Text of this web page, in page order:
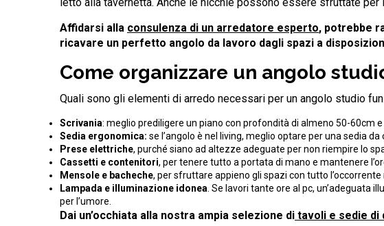
Affidarsi alla consulenza di un arredatore esperto, potrebbe
ricavare un perfetto angolo da lavoro dagli spazi a
Come organizzare un angolo
Quali sono gli elementi di arredo necessari per un angolo studio
Scrivania: meglio prediligere un piano con profondità di almeno 50-60cm
Sedia ergonomica: se l’angolo è nel living, meglio optare per una sedia da
Prese elettriche, purché siano ad altezze adeguate per non riempire lo
Cassetti e contenitori, per tenere tutto a portata di mano e mantenere
Mensole e bacheche, per sfruttare appieno gli spazi con tutto l’occorrente
Lampada e illuminazione idonea. Se lavori tante ore al pc, un’adeguata
per l’umore.
Dai un’occhiata alla nostra ampia selezione di tavoli e sedie di